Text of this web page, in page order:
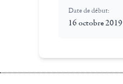
Date de début:
16 octobre 2019